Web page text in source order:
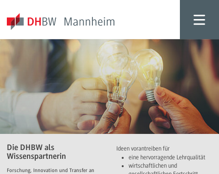
Die DHBW als
Wissenspartnerin
Forschung, Innovation und Transfer an
Ideen vorantreiben für
eine hervorragende Lehrqualität
wirtschaftlichen und